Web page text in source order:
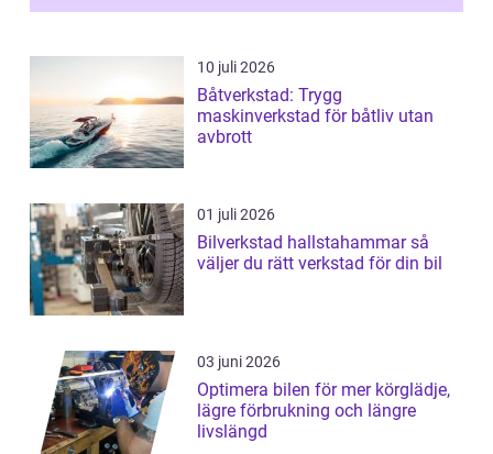
10 juli 2026
Båtverkstad: Trygg
maskinverkstad för båtliv utan
avbrott
01 juli 2026
Bilverkstad hallstahammar så
väljer du rätt verkstad för din bil
03 juni 2026
Optimera bilen för mer körglädje,
lägre förbrukning och längre
livslängd